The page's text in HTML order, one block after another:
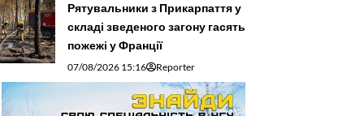
Рятувальники з Прикарпаття у
складі зведеного загону гасять
пожежі у Франції
07/08/2026 15:16 Reporter